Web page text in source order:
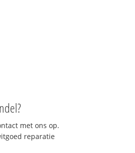
met ons op.
reparatie